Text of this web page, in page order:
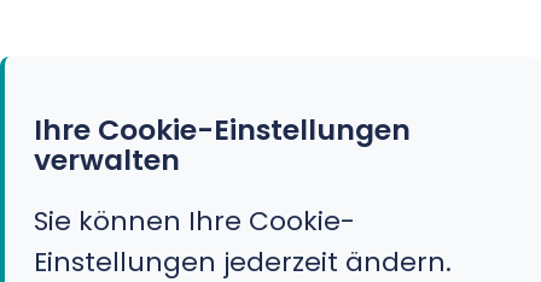
Ihre Cookie-Einstellungen
verwalten
Sie können Ihre Cookie-
Einstellungen jederzeit ändern.